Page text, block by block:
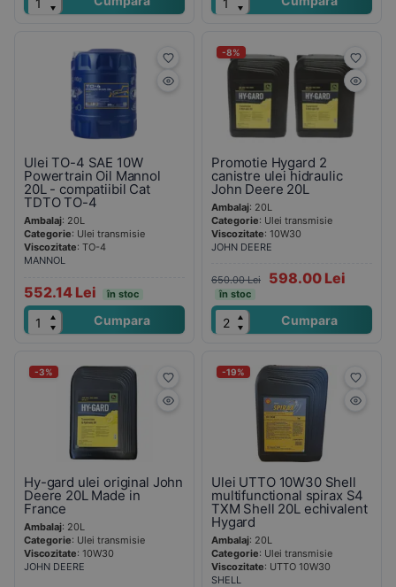
Ulei TO-4 SAE 10W
Powertrain Oil Mannol
20L - compatiibil Cat
TDTO TO-4
Ambalaj: 20L
Categorie: Ulei transmisie
Viscozitate: TO-4
MANNOL
552.14 Lei în stoc
Cumpara
-8%
Promotie Hygard 2
canistre ulei hidraulic
John Deere 20L
Ambalaj: 20L
Categorie: Ulei transmisie
Viscozitate: 10W30
JOHN DEERE
650.00 Lei 598.00 Lei
în stoc
Cumpara
-3%
Hy-gard ulei original John
Deere 20L Made in
France
Ambalaj: 20L
Categorie: Ulei transmisie
Viscozitate: 10W30
JOHN DEERE
-19%
Ulei UTTO 10W30 Shell
multifunctional spirax S4
TXM Shell 20L echivalent
Hygard
Ambalaj: 20L
Categorie: Ulei transmisie
Viscozitate: UTTO 10W30
SHELL